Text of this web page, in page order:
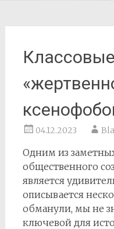
04.12.2023
Одним из
общественного
является
описывается
обманули, мы не
ключевой для